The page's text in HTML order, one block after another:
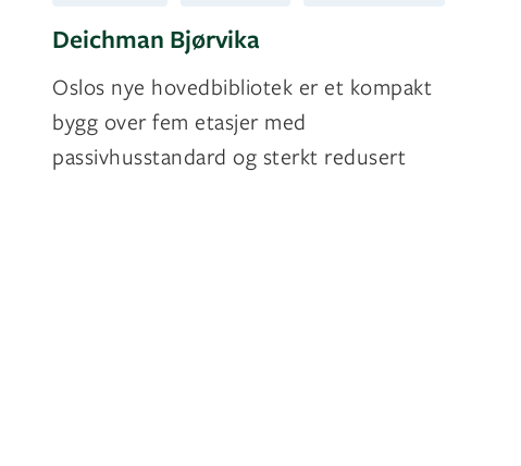
Deichman Bjørvika
Oslos nye hovedbibliotek er et kompakt
bygg over fem etasjer med
passivhusstandard og sterkt redusert